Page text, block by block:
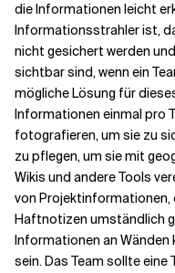
die Informationen leicht
Informationsstrahler ist,
nicht gesichert werden
sichtbar sind, wenn ein
mögliche Lösung für
Informationen einmal pro
fotografieren, um sie zu
zu pflegen, um sie mit
Wikis und andere Tools
von
Haftnotizen umständlich
Informationen an
sein. Das Team sollte